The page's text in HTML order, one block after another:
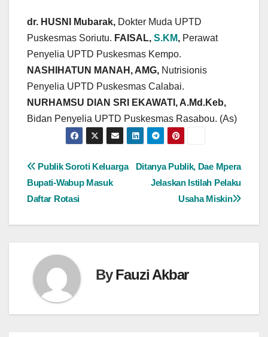
dr. HUSNI Mubarak, Dokter Muda UPTD
Puskesmas Soriutu. FAISAL, S.KM, Perawat
Penyelia UPTD Puskesmas Kempo.
NASHIHATUN MANAH, AMG, Nutrisionis
Penyelia UPTD Puskesmas Calabai.
NURHAMSU DIAN SRI EKAWATI, A.Md.Keb,
Bidan Penyelia UPTD Puskesmas Rasabou. (As)
Navigasi
pos
Ditanya Publik, Dae Mpera
Jelaskan Istilah Pelaku
Usaha Miskin
Publik Soroti Keluarga
Bupati-Wabup Masuk
Daftar Rotasi
ByFauzi Akbar